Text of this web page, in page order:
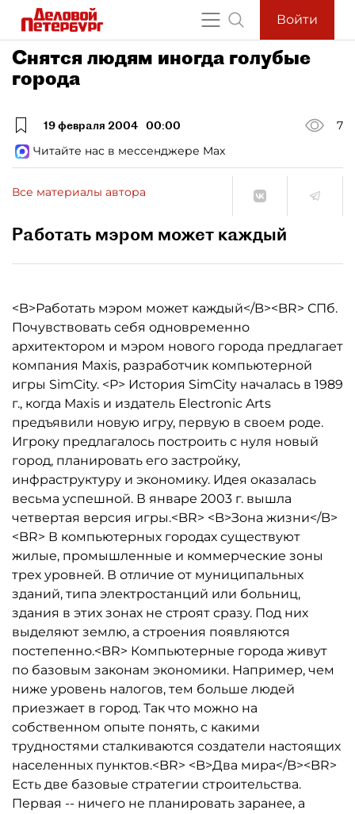
Войти
Снятся людям иногда голубые
города
19 февраля 2004 00:00
7
Читайте нас в мессенджере Max
Все материалы автора
Работать мэром может каждый
<B>Работать мэром может каждый</B><BR> СПб.
Почувствовать себя одновременно
архитектором и мэром нового города предлагает
компания Maxis, разработчик компьютерной
игры SimCity. <P> История SimCity началась в 1989
г., когда Маxis и издатель Electronic Arts
предъявили новую игру, первую в своем роде.
Игроку предлагалось построить с нуля новый
город, планировать его застройку,
инфраструктуру и экономику. Идея оказалась
весьма успешной. В январе 2003 г. вышла
четвертая версия игры.<BR> <B>Зона жизни</B>
<BR> В компьютерных городах существуют
жилые, промышленные и коммерческие зоны
трех уровней. В отличие от муниципальных
зданий, типа электростанций или больниц,
здания в этих зонах не строят сразу. Под них
выделяют землю, а строения появляются
постепенно.<BR> Компьютерные города живут
по базовым законам экономики. Например, чем
ниже уровень налогов, тем больше людей
приезжает в город. Так что можно на
собственном опыте понять, с какими
трудностями сталкиваются создатели настоящих
населенных пунктов.<BR> <B>Два мира</B><BR>
Есть две базовые стратегии строительства.
Первая -- ничего не планировать заранее, а